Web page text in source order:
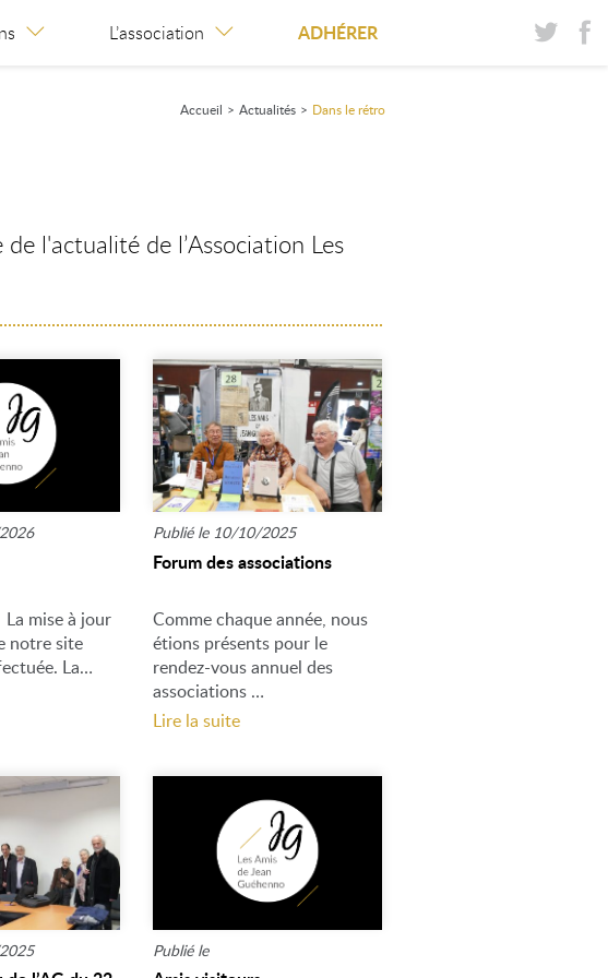
L’association ADHÉRER
Accueil > Actualités > Dans le rétro
l'actualité de l’Association Les
mise à jour
notre site
La…
Publié le 10/10/2025
Forum des associations
Comme chaque année, nous
étions présents pour le
rendez-vous annuel des
associations …
Lire la suite
Publié le